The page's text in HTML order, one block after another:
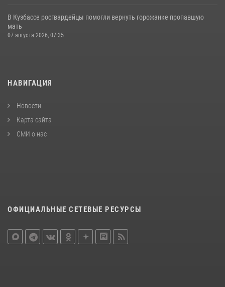
В Кузбассе росгвардейцы помогли вернуть горожанке пропавшую
мать
07 августа 2026, 07:35
НАВИГАЦИЯ
Новости
Карта сайта
СМИ о нас
ОФИЦИАЛЬНЫЕ СЕТЕВЫЕ РЕСУРСЫ